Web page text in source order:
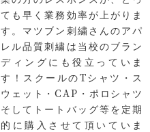
ても早く業務効率が上がりま
す。マツブン刺繍さんのアパ
レル品質刺繍は当校のブラン
ディングにも役立っていま
す！スクールのTシャツ・ス
ウェット・CAP・ポロシャツ
そしてトートバッグ等を定期
的に購入させて頂いていま